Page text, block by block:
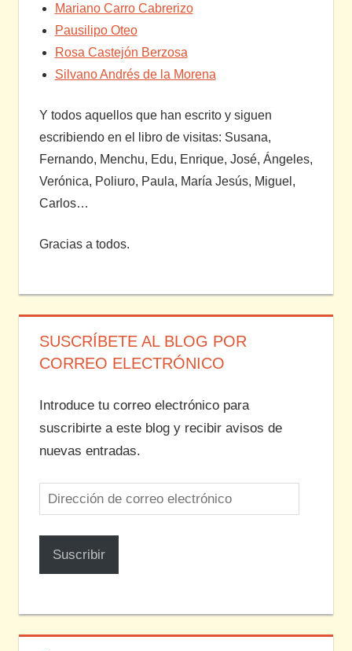
Mariano Carro Cabrerizo
Pausilipo Oteo
Rosa Castejón Berzosa
Silvano Andrés de la Morena
Y todos aquellos que han escrito y siguen
escribiendo en el libro de visitas: Susana,
Fernando, Menchu, Edu, Enrique, José, Ángeles,
Verónica, Poliuro, Paula, María Jesús, Miguel,
Carlos…
Gracias a todos.
SUSCRÍBETE AL BLOG POR
CORREO ELECTRÓNICO
Introduce tu correo electrónico para
suscribirte a este blog y recibir avisos de
nuevas entradas.
Dirección
de
correo
electrónico
Suscribir